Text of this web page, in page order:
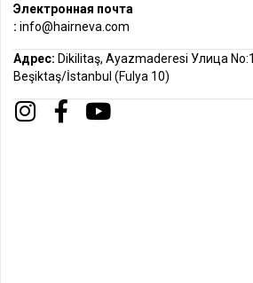
Электронная почта
: info@hairneva.com
Адрес: Dikilitaş, Ayazmaderesi Улица
Beşiktaş/İstanbul (Fulya 10)